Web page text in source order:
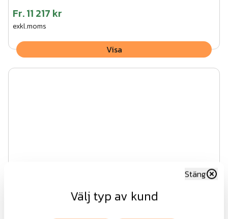
Fr.11 217 kr
exkl.moms
Visa
Välj typ av kund
Stäng